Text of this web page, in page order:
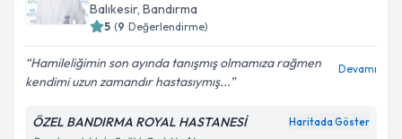
Balıkesir, Bandırma
5 (9 Değerlendirme)
Hamileliğimin son ayında tanışmış olmamıza rağmen
kendimi uzun zamandır hastasıymış...
Devamı
ÖZEL BANDIRMA ROYAL HASTANESİ Haritada Göster